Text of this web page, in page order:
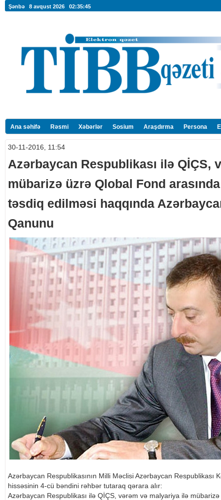
Şənbə 8 avqust 2026 02:35:46
Ana səhifə Rəsmi Xəbərlər Sosium Araşdırma Persona
30-11-2016, 11:54
Azərbaycan Respublikası ilə QİÇS,
mübarizə üzrə Qlobal Fond
təsdiq edilməsi haqqında
Qanunu
Azərbaycan Respublikasının Milli Məclisi Azərbaycan Respublikası
hissəsinin 4-cü bəndini rəhbər tutaraq qərara alır:
Azərbaycan Respublikası ilə QİÇS, vərəm və malyariya ilə